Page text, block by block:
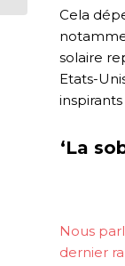
Cela
solaire
Etats-
‘La
Nous
dernier